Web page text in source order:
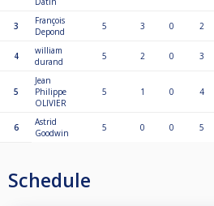
3
François
Depond
5 3 0 2
4
william
durand
5 2 0 3
5
Jean
Philippe
OLIVIER
5 1 0 4
6
Astrid
Goodwin
5 0 0 5
Schedule